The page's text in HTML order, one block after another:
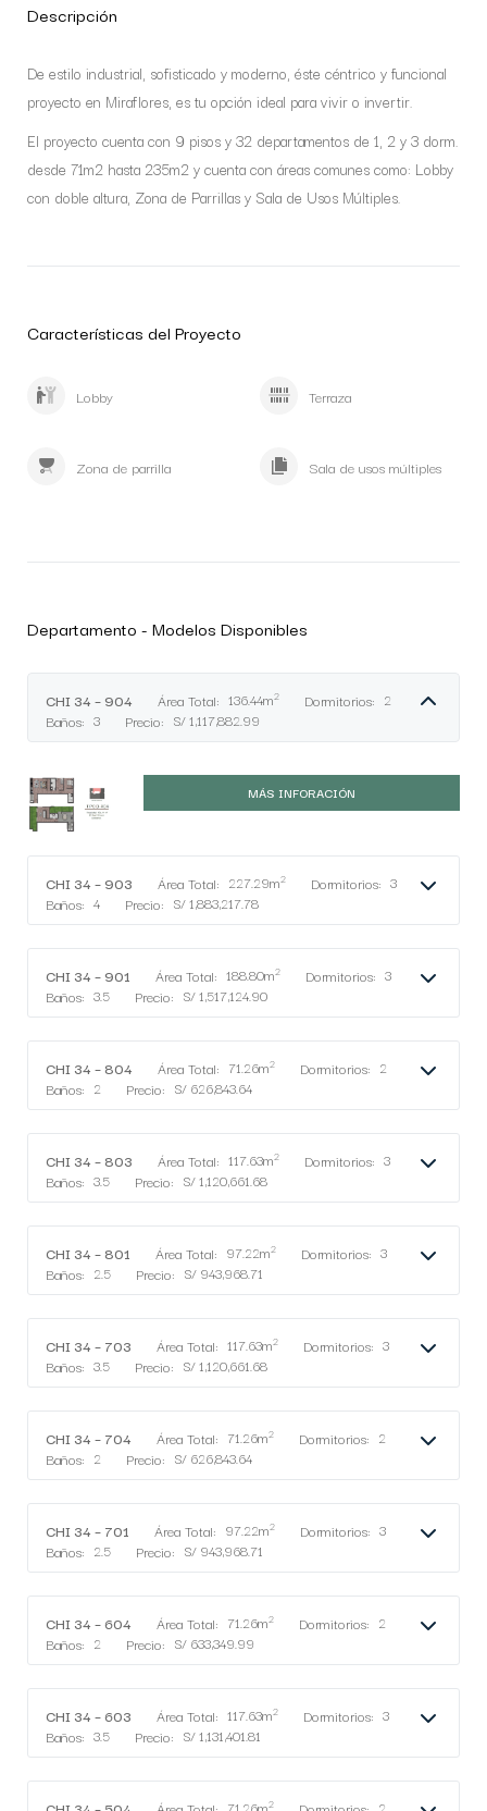
Descripción
De estilo industrial, sofisticado y moderno, éste céntrico y funcional
proyecto en Miraflores, es tu opción ideal para vivir o invertir.
El proyecto cuenta con 9 pisos y 32 departamentos de 1, 2 y 3 dorm.
desde 71m2 hasta 235m2 y cuenta con áreas comunes como: Lobby
con doble altura, Zona de Parrillas y Sala de Usos Múltiples.
Características del Proyecto
Lobby Terraza
Zona de parrilla Sala de usos múltiples
Departamento - Modelos Disponibles
CHI 34 – 904 Área Total: 136.44m2 Dormitorios: 2
Baños: 3 Precio: S/ 1,117,882.99
MÁS INFORACIÓN
CHI 34 – 903 Área Total: 227.29m2 Dormitorios: 3
Baños: 4 Precio: S/ 1,883,217.78
CHI 34 – 901 Área Total: 188.80m2 Dormitorios: 3
Baños: 3.5 Precio: S/ 1,517,124.90
CHI 34 – 804 Área Total: 71.26m2 Dormitorios: 2
Baños: 2 Precio: S/ 626,843.64
CHI 34 – 803 Área Total: 117.63m2 Dormitorios: 3
Baños: 3.5 Precio: S/ 1,120,661.68
CHI 34 – 801 Área Total: 97.22m2 Dormitorios: 3
Baños: 2.5 Precio: S/ 943,968.71
CHI 34 – 703 Área Total: 117.63m2 Dormitorios: 3
Baños: 3.5 Precio: S/ 1,120,661.68
CHI 34 – 704 Área Total: 71.26m2 Dormitorios: 2
Baños: 2 Precio: S/ 626,843.64
CHI 34 – 701 Área Total: 97.22m2 Dormitorios: 3
Baños: 2.5 Precio: S/ 943,968.71
CHI 34 – 604 Área Total: 71.26m2 Dormitorios: 2
Baños: 2 Precio: S/ 633,349.99
CHI 34 – 603 Área Total: 117.63m2 Dormitorios: 3
Baños: 3.5 Precio: S/ 1,131,401.81
2